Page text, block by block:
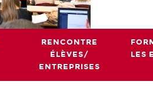
RENCONTRE
ÉLÈVES/
ENTREPRISES
LES